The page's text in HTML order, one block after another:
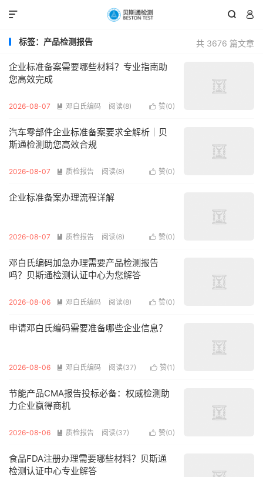
 

共 3676 篇文章
标签：产品检测报告
企业标准备案需要哪些材料？专业指南助
您高效完成
 赞(0)
2026-08-07  邓白氏编码 阅读(8)
汽车零部件企业标准备案要求全解析｜贝
斯通检测助您高效合规
 赞(0)
2026-08-07  质检报告 阅读(8)
企业标准备案办理流程详解
 赞(0)
2026-08-07  质检报告 阅读(8)
邓白氏编码加急办理需要产品检测报告
吗？贝斯通检测认证中心为您解答
 赞(0)
2026-08-06  邓白氏编码 阅读(8)
申请邓白氏编码需要准备哪些企业信息？
 赞(1 )
2026-08-06  邓白氏编码 阅读(37)
节能产品CMA报告投标必备：权威检测助
力企业赢得商机
 赞(0)
2026-08-06  质检报告 阅读(37)
食品FDA注册办理需要哪些材料？贝斯通
检测认证中心专业解答